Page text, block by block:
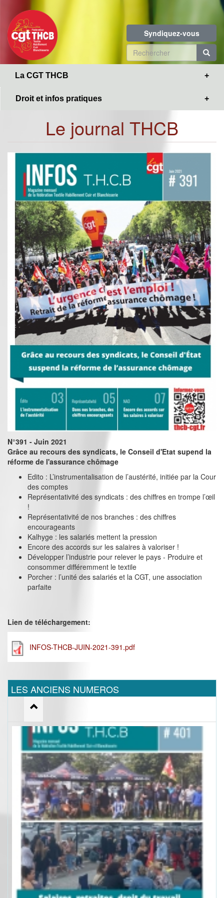
contenu
principal
Syndiquez-vous
Formulaire
de
La CGT THCB
Droit et infos pratiques
Le journal THCB
N°391 - Juin 2021
Grâce au recours des syndicats, le Conseil d'Etat supend la
réforme de l'assurance chômage
Edito : L’instrumentalisation de l’austérité, initiée par la Cour
des comptes
Représentativité des syndicats : des chiffres en trompe l’œil
!
Représentativité de nos branches : des chiffres
encourageants
Kalhyge : les salariés mettent la pression
Encore des accords sur les salaires à valoriser !
Développer l’industrie pour relever le pays - Produire et
consommer différemment le textile
Porcher : l’unité des salariés et la CGT, une association
parfaite
Lien de téléchargement:
INFOS-THCB-JUIN-2021-391.pdf
LES ANCIENS NUMEROS